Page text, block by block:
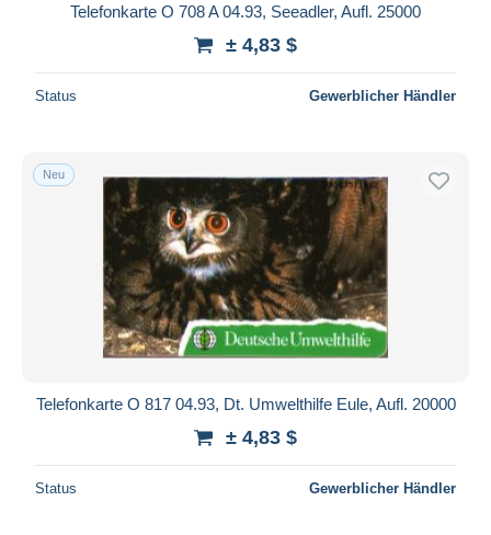
Telefonkarte O 708 A 04.93, Seeadler, Aufl. 25000
± 4,83 $
Status Gewerblicher Händler
Neu
Telefonkarte O 817 04.93, Dt. Umwelthilfe Eule, Aufl. 20000
± 4,83 $
Status Gewerblicher Händler